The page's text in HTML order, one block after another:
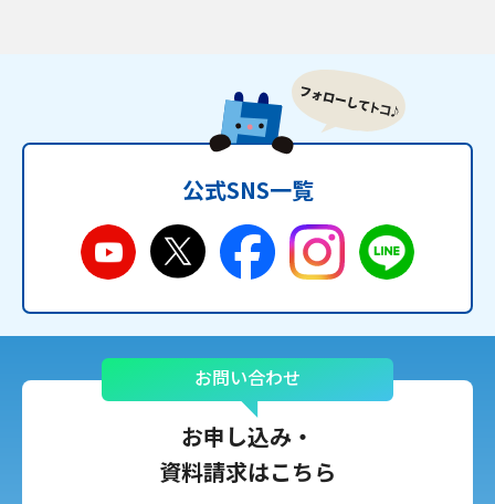
公式SNS一覧
お問い合わせ
お申し込み・
資料請求はこちら